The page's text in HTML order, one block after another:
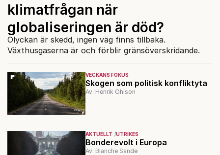
VECKANS FOKUS
Skogen som politisk konfliktyta
Av: Henrik Ohlson
AKTUELLT UTRIKES
Bonderevolt i Europa
Av: Blanche Sande
klimatfrågan när
globaliseringen är död?
Olyckan är skedd, ingen väg finns tillbaka.
Växthusgaserna är och förblir gränsöverskridande.